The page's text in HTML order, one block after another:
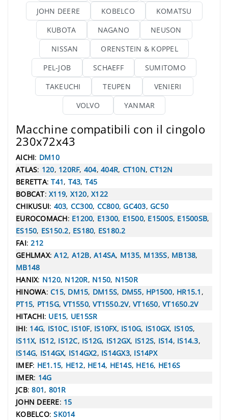
JOHN DEERE
KOBELCO
KOMATSU
KUBOTA
NAGANO
NEUSON
NISSAN
ORENSTEIN & KOPPEL
PEL-JOB
SCHAEFF
SUMITOMO
TAKEUCHI
TEUPEN
VENIERI
VOLVO
YANMAR
Macchine compatibili con il cingolo
230x72x43
AICHI: DM10
ATLAS: 120, 120RF, 404, 404R, CT10N,CT12N
BERETTA:T41, T43, T45
BOBCAT: X119, X120, X122
CHIKUSUI: 403, CC300, CC800,GC403, GC50
EUROCOMACH: E1200, E1300, E1500, E1500S, E1500SB,
ES150, ES150.2, ES180, ES180.2
FAI:212
GEHLMAX:A12, A12B, A14SA, M135, M135S, MB138,
MB148
HANIX: N120, N120R, N150, N150R
HINOWA: C15, DM15, DM15S, DM55, HP1500, HR15.1 ,
PT15, PT15G,VT1550,VT1550.2V, VT1650, VT1650.2V
HITACHI: UE15, UE15SR
IHI: 14G, IS10C, IS10F, IS10FX, IS10G, IS10GX, IS10S,
IS11X, IS12, IS12C, IS12G, IS12GX, IS12S, IS14, IS14.3,
IS14G, IS14GX, IS14GX2, IS14GX3, IS14PX
IMEF: HE1.15, HE12, HE14, HE14S, HE16, HE16S
IMER: 14G
JCB:801, 801R
JOHN DEERE: 15
KOBELCO:SK014